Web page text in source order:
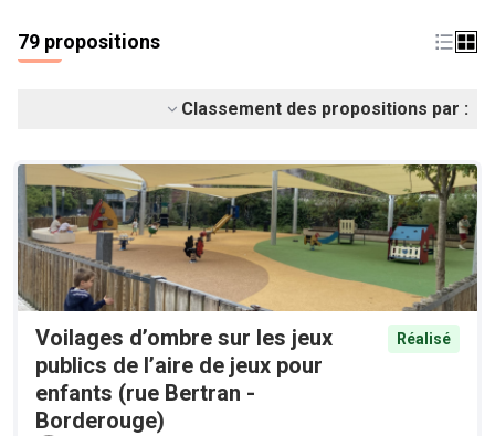
79 propositions
Classement des propositions par :
Voilages d’ombre sur les jeux
publics de l’aire de jeux pour
enfants (rue Bertran -
Borderouge)
Réalisé